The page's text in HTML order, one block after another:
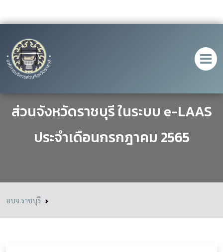
รายงานการเงินขององค์การบริหาร
ส่วนจังหวัดราชบุรี ในระบบ e-LAAS
ประจำเดือนกรกฎาคม 2565
อบจ.ราชบุรี